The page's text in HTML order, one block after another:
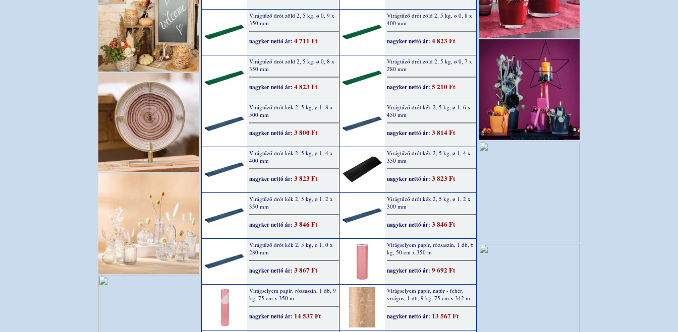
Virágtűző drót zöld 2, 5 kg, ø 0, 9 x
350 mm
nagyker nettó ár: 4 711 Ft
Virágtűző drót zöld 2, 5 kg, ø 0, 8 x
400 mm
nagyker nettó ár: 4 823 Ft
Virágtűző drót zöld 2, 5 kg, ø 0, 8 x
350 mm
nagyker nettó ár: 4 823 Ft
Virágtűző drót zöld 2, 5 kg, ø 0, 7 x
280 mm
nagyker nettó ár: 5 210 Ft
Virágtűző drót kék 2, 5 kg, ø 1, 8 x
500 mm
nagyker nettó ár: 3 800 Ft
Virágtűző drót kék 2, 5 kg, ø 1, 6 x
450 mm
nagyker nettó ár: 3 814 Ft
Virágtűző drót kék 2, 5 kg, ø 1, 4 x
400 mm
nagyker nettó ár: 3 823 Ft
Virágtűző drót kék 2, 5 kg, ø 1, 4 x
350 mm
nagyker nettó ár: 3 823 Ft
Virágtűző drót kék 2, 5 kg, ø 1, 2 x
350 mm
nagyker nettó ár: 3 846 Ft
Virágtűző drót kék 2, 5 kg, ø 1, 2 x
300 mm
nagyker nettó ár: 3 846 Ft
Virágtűző drót kék 2, 5 kg, ø 1, 0 x
280 mm
nagyker nettó ár: 3 867 Ft
Virágselyem papír, rózsaszín, 1 db, 6
kg, 50 cm x 350 m
nagyker nettó ár: 9 692 Ft
Virágselyem papír, rózsaszín, 1 db, 9
kg, 75 cm x 350 m
nagyker nettó ár: 14 537 Ft
Virágselyem papír, natúr - fehér,
virágos, 1 db, 9 kg, 75 cm x 342 m
nagyker nettó ár: 13 567 Ft